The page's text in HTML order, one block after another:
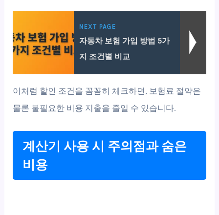
NEXT PAGE
자동차 보험 가입 방법 5가
지 조건별 비교
이처럼 할인 조건을 꼼꼼히 체크하면, 보험료 절약은
물론 불필요한 비용 지출을 줄일 수 있습니다.
계산기 사용 시 주의점과 숨은
비용